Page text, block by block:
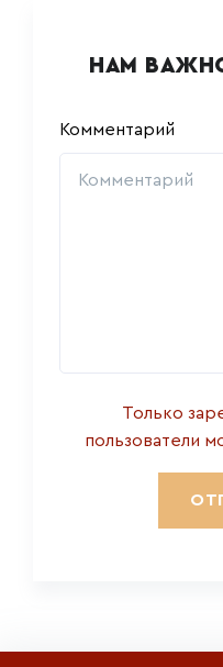
НАМ
Комментарий
Только
пользователи